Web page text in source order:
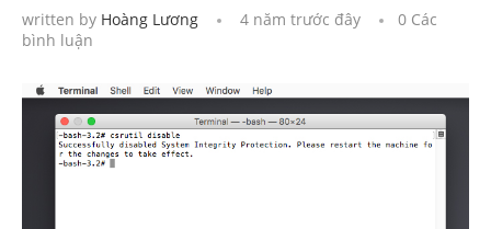
written by Hoàng Lương 4 năm trước đây
0 Các
bình luận